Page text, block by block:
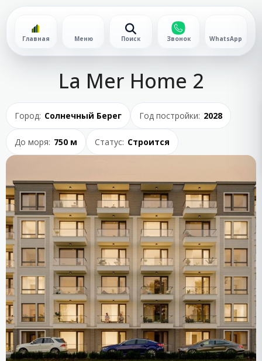
Главная Меню Поиск Звонок WhatsApp
La Mer Home 2
Город: Солнечный Берег Год постройки: 2028
До моря: 750 м Статус: Строится